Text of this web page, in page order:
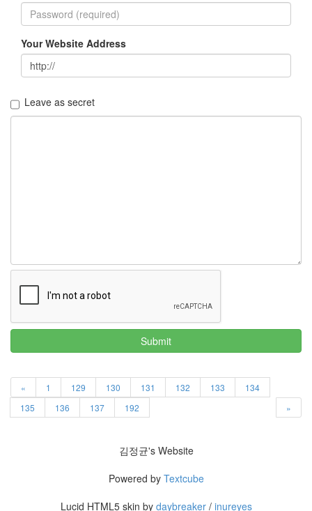
Your Website Address
Leave as secret
Submit
« 1 129 130 131 132 133
134
135
136 137 192 »
김정균's Website
Powered by Textcube
Lucid HTML5 skin by daybreaker/ inureyes